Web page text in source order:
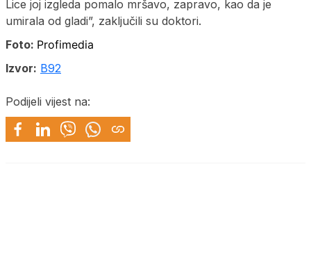
Lice joj izgleda pomalo mršavo, zapravo, kao da je
umirala od gladi”, zaključili su doktori.
Foto: Profimedia
Izvor: B92
Podijeli vijest na: